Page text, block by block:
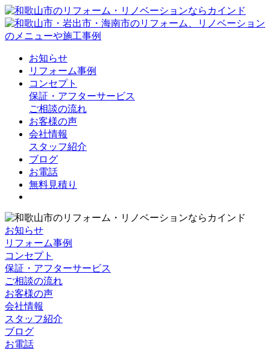
お知らせ
リフォーム事例
コンセプト
保証・アフターサービス
ご相談の流れ
お客様の声
会社情報
スタッフ紹介
ブログ
お電話
無料見積り
お知らせ
リフォーム事例
コンセプト
保証・アフターサービス
ご相談の流れ
お客様の声
会社情報
スタッフ紹介
ブログ
お電話